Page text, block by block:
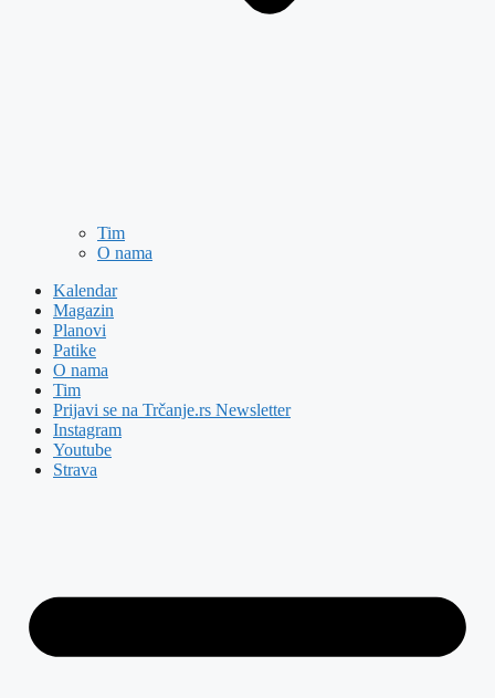
Tim
O nama
Kalendar
Magazin
Planovi
Patike
O nama
Tim
Prijavi se na Trčanje.rs Newsletter
Instagram
Youtube
Strava